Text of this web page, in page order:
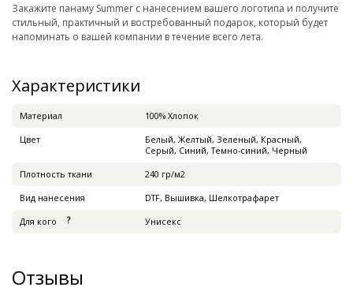
Закажите панаму Summer с нанесением вашего логотипа и получите
стильный, практичный и востребованный подарок, который будет
напоминать о вашей компании в течение всего лета.
Характеристики
Материал
100% Хлопок
Цвет
Белый, Желтый, Зеленый, Красный,
Серый, Синий, Темно-синий, Черный
Плотность ткани
240 гр/м2
Вид нанесения
DTF, Вышивка, Шелкотрафарет
Для кого
Унисекс
Отзывы